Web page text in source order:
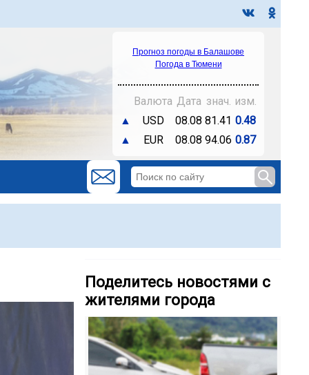
Прогноз погоды в Балашове
Погода в Тюмени
Валюта Дата знач. изм.
▲
USD 08.08 81.41 0.48
▲
EUR 08.08 94.06 0.87
Поделитесь новостями с
жителями города